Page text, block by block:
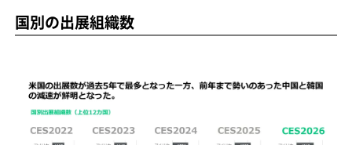
国別の出展組織数